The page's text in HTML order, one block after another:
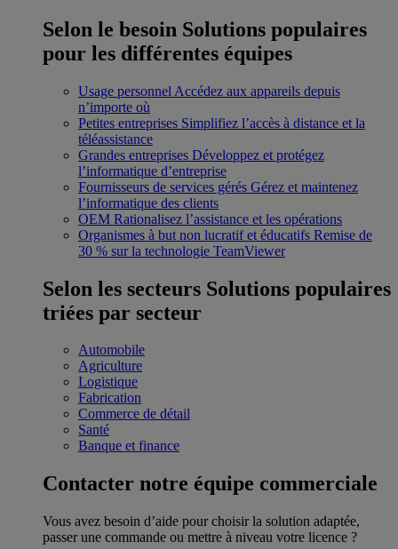
Selon le besoin Solutions populaires
pour les différentes équipes
Usage personnel Accédez aux appareils depuis
n’importe où
Petites entreprises Simplifiez l’accès à distance et la
téléassistance
Grandes entreprises Développez et protégez
l’informatique d’entreprise
Fournisseurs de services gérés Gérez et maintenez
l’informatique des clients
OEM Rationalisez l’assistance et les opérations
Organismes à but non lucratif et éducatifs Remise de
30 % sur la technologie TeamViewer
Selon les secteurs Solutions populaires
triées par secteur
Automobile
Agriculture
Logistique
Fabrication
Commerce de détail
Santé
Banque et finance
Contacter notre équipe commerciale
Vous avez besoin d’aide pour choisir la solution adaptée,
passer une commande ou mettre à niveau votre licence ?